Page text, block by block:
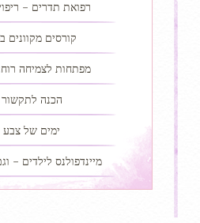
רפואת תדרים –
קורסים מקוונים
12 מפתחות לצמיחה
הכנה לתקשור
ימים של צבע
מיינדפולנס לילדים –